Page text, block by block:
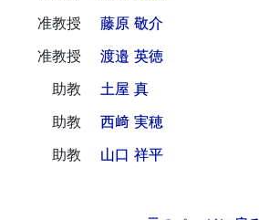
准教授
藤原 敬介
准教授
渡邉 英徳
助教
土屋 真
助教
西﨑 実穂
助教
山口 祥平